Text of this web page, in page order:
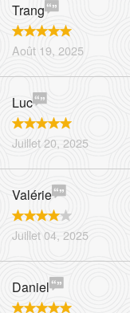
Trang
Août 19, 2025
Luc
Juillet 20, 2025
Valérie
Juillet 04, 2025
Daniel